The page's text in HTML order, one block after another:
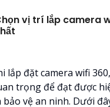
vị trí lắp camera
lắp đặt camera wifi
trọng để đạt được
bảo vệ an ninh. Dưới